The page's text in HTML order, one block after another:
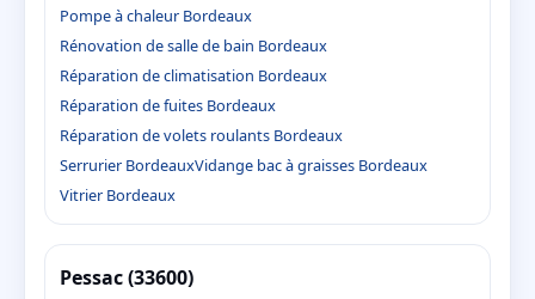
Pompe à chaleur Bordeaux
Rénovation de salle de bain Bordeaux
Réparation de climatisation Bordeaux
Réparation de fuites Bordeaux
Réparation de volets roulants Bordeaux
Serrurier BordeauxVidange bac à graisses Bordeaux
Vitrier Bordeaux
Pessac (33600)